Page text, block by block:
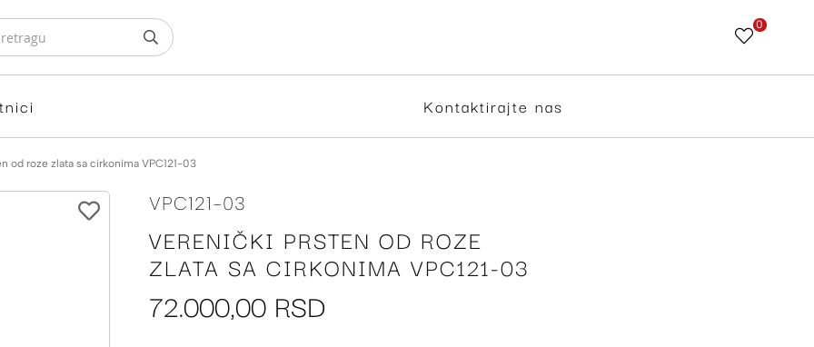
Skip
Content
0
Kontaktirajte nas
od roze zlata sa cirkonima VPC121-03
VERENIČKI PRSTEN OD ROZE
ZLATA SA CIRKONIMA VPC121-03
VPC121-03
72.000,00 RSD